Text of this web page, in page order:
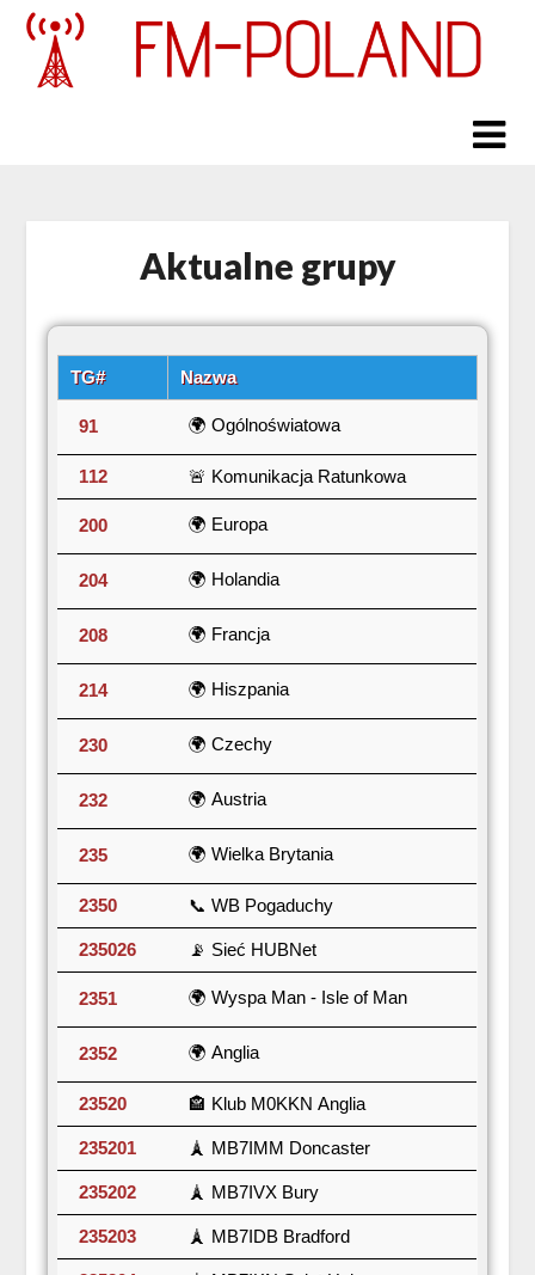
Skip
content
Aktualne grupy
TG# Nazwa
91 🌍 Ogólnoświatowa
112 🚨 Komunikacja Ratunkowa
200 🌍 Europa
204 🌍 Holandia
208 🌍 Francja
214 🌍 Hiszpania
230 🌍 Czechy
232 🌍 Austria
235 🌍 Wielka Brytania
2350 📞 WB Pogaduchy
235026 📡 Sieć HUBNet
2351 🌍 Wyspa Man - Isle of Man
2352 🌍 Anglia
23520 🏤 Klub M0KKN Anglia
235201 🗼 MB7IMM Doncaster
235202 🗼 MB7IVX Bury
235203 🗼 MB7IDB Bradford